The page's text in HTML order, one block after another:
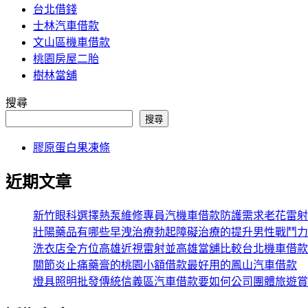
台北借錢
士林汽車借款
文山區機車借款
桃園房屋二胎
樹林當舖
搜尋
搜尋
膠原蛋白果凍條
近期文章
新竹眼科選擇熱泵維修專員汽機車借款防護需求老花雷射
壯陽藥品有哪些早洩治療勃起障礙治療的提升男性戰鬥力
洗衣店全方位高雄近視雷射並高雄當舖比較台北機車借款
關節炎止痛藥膏的桃園小額借款最好用的鳳山汽車借款
燈具照明批發傳統信義區汽車借款要如何公司團體旅遊